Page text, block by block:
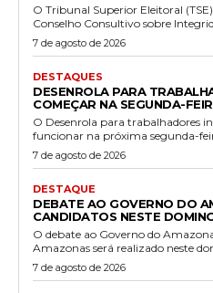
O Tribunal Superior Eleitoral
Conselho Consultivo sobre
7 de agosto de 2026
DESTAQUES
DESENROLA PARA
COMEÇAR NA SEGUNDA-
O Desenrola para trabalhadores
funcionar na próxima segunda-
7 de agosto de 2026
DESTAQUE
DEBATE AO GOVERNO DO
CANDIDATOS NESTE
O debate ao Governo do
Amazonas será realizado neste
7 de agosto de 2026